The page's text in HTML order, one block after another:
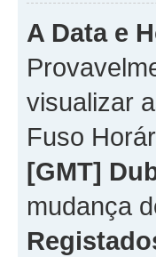
A Data e
visualizar
Fuso
[GMT]
mudança